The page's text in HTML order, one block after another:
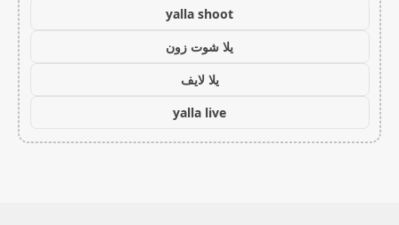
yalla shoot
يلا شوت زون
يلا لايف
yalla live